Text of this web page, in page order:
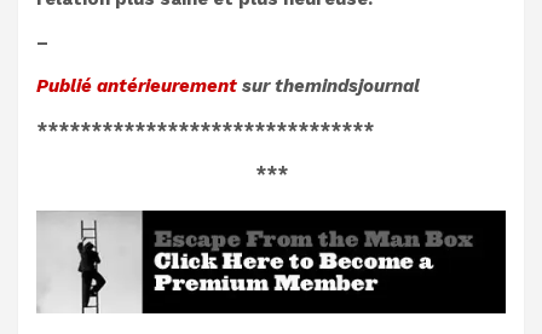
–
Publié antérieurement surthemindsjournal
*******************************
***